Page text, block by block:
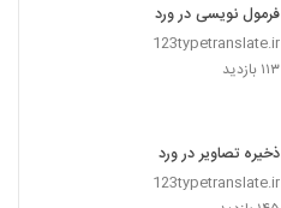
فرمول نویسی در ورد
123typetranslate.ir
۱۱۳ بازدید
ذخیره تصاویر در ورد
123typetranslate.ir